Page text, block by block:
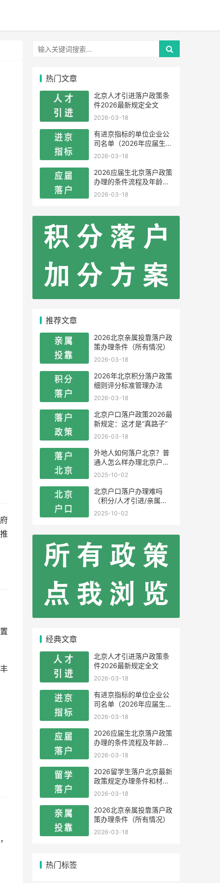
热门文章
北京人才引进落户政策条
件2026最新规定全文
2026-03-18
有进京指标的单位企业公
司名单（2026年应届生留
学生）
2026-03-18
2026应届生北京落户政策
办理的条件流程及年龄限
制
2026-03-18
推荐文章
2026北京亲属投靠落户政
策办理条件（所有情况）
2026-03-18
2026年北京积分落户政策
细则评分标准管理办法
2026-03-18
北京户口落户政策2026最
新规定：这才是“真路子”
2026-03-18
外地人如何落户北京？普
通人怎么样办理北京户
口？
2025-10-02
北京户口落户办理难吗
（积分/人才引进/亲属投
靠）
2025-10-02
经典文章
北京人才引进落户政策条
件2026最新规定全文
2026-03-18
有进京指标的单位企业公
司名单（2026年应届生留
学生）
2026-03-18
2026应届生北京落户政策
办理的条件流程及年龄限
制
2026-03-18
2026留学生落户北京最新
政策规定办理条件和材料
及流程
2026-03-18
2026北京亲属投靠落户政
策办理条件（所有情况）
2026-03-18
热门标签